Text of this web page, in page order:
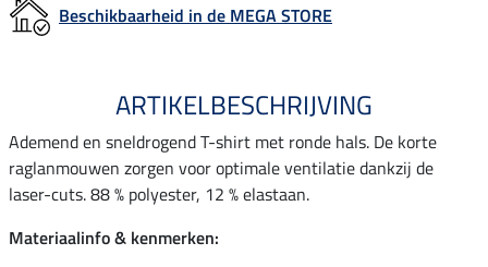
Beschikbaarheid in de MEGA STORE
ARTIKELBESCHRIJVING
Ademend en sneldrogend T-shirt met ronde hals. De korte
raglanmouwen zorgen voor optimale ventilatie dankzij de
laser-cuts. 88 % polyester, 12 % elastaan.
Materiaalinfo & kenmerken: